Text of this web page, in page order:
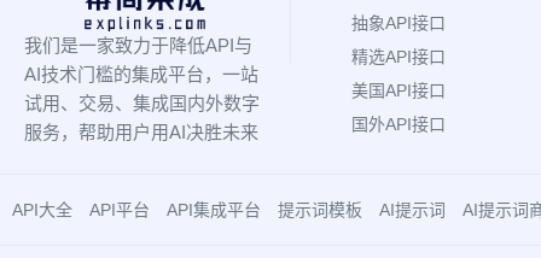
我们是一家致力于降低API与
AI技术门槛的集成平台，一站
试用、交易、集成国内外数字
服务，帮助用户用AI决胜未来
抽象API接口
精选API接口
美国API接口
国外API接口
API大全 API平台 API集成平台 提示词模板 AI提示词 AI提示词